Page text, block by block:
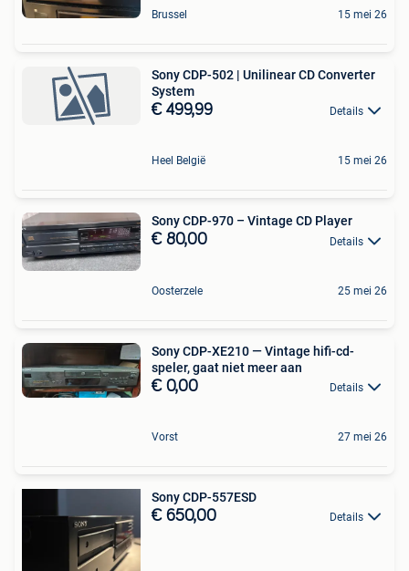
Brussel 15 mei 26
Sony CDP-502 | Unilinear CD Converter
System
€ 499,99 Details
Heel België 15 mei 26
Sony CDP-970 – Vintage CD Player
€ 80,00 Details
Oosterzele 25 mei 26
Sony CDP-XE210 — Vintage hifi-cd-
speler, gaat niet meer aan
€ 0,00 Details
Vorst 27 mei 26
Sony CDP-557ESD
€ 650,00 Details